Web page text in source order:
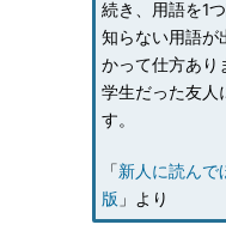
続き、用語を1
知らない用語が
かって仕方あり
学生だった友人
す。
「新人に読ん
版 」より